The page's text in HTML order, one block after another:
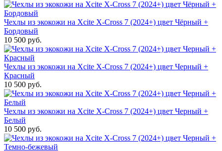
Чехлы из экокожи на Xcite X-Cross 7 (2024+) цвет Чёрный +
Бордовый
10 500 руб.
Чехлы из экокожи на Xcite X-Cross 7 (2024+) цвет Черный +
Красный
10 500 руб.
Чехлы из экокожи на Xcite X-Cross 7 (2024+) цвет Черный +
Белый
10 500 руб.